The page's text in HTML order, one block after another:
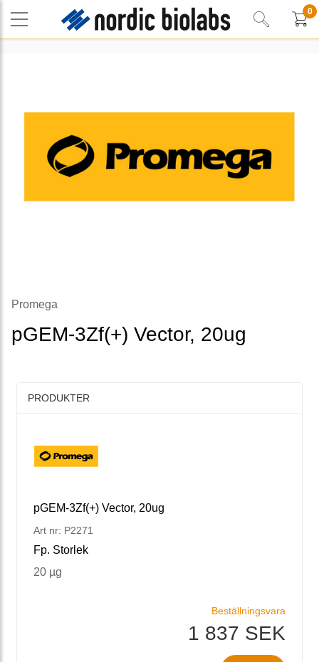
0
Promega
pGEM-3Zf(+) Vector, 20ug
PRODUKTER
pGEM-3Zf(+) Vector, 20ug
Art nr: P2271
Fp. Storlek
20 µg
Beställningsvara
1 837 SEK